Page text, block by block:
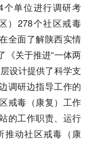
单位进行调研考
）278个社区戒毒
全面了解陕西实情
《关于推进“一体两
设计提供了科学支
调研边指导工作的
戒毒（康复）工作
的工作职责、运行
推动社区戒毒（康